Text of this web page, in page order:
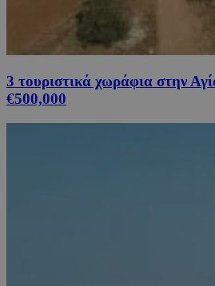
3 τουριστικά χωράφια στην
€500,000